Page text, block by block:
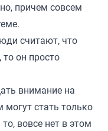
причем совсем
считают, что
то он просто
внимание на
стать только
вовсе нет в этом